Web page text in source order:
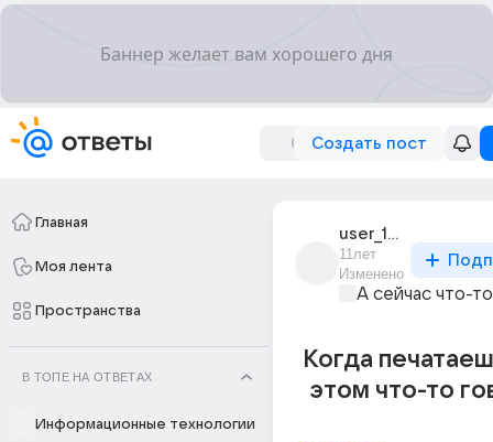
Создать пост
Главная
Моя лента
Пространства
В ТОПЕ НА ОТВЕТАХ
Информационные технологии
user_192201180
11лет
Изменено
А сейчас что-
Когда
этом что-то